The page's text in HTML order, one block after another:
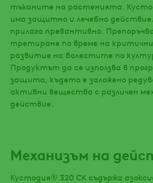
тъканите на растенията.
има защитно и лечебно
прилага превантивно.
третиране по време на
развитие на болестите по
Продуктът да се използва в
защита, където е заложено
активни вещества с различен
действие.
Механизъм на
Кустодия® 320 СК съдържа